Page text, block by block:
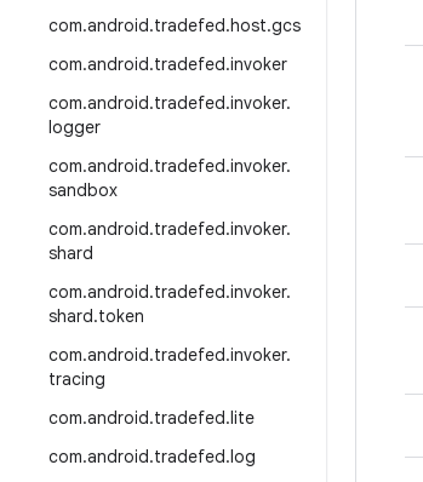
com.android.tradefed.host.gcs
com.android.tradefed.invoker
com.android.tradefed.invoker.
logger
com.android.tradefed.invoker.
sandbox
com.android.tradefed.invoker.
shard
com.android.tradefed.invoker.
shard.token
com.android.tradefed.invoker.
tracing
com.android.tradefed.lite
com.android.tradefed.log